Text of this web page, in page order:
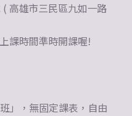
高雄市三民區九如一路
課時間準時開課喔!
」，無固定課表，自由